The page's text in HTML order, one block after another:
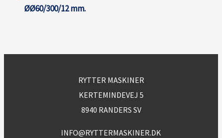
ØØ60/300/12 mm.
RYTTER MASKINER
KERTEMINDEVEJ 5
8940 RANDERS SV
INFO@RYTTERMASKINER.DK